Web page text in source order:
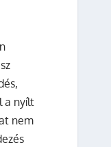
a nyílt
nem